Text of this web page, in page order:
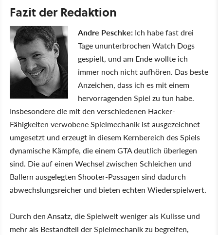
Fazit der Redaktion
Andre Peschke: Ich habe fast drei
Tage ununterbrochen Watch Dogs
gespielt, und am Ende wollte ich
immer noch nicht aufhören. Das beste
Anzeichen, dass ich es mit einem
hervorragenden Spiel zu tun habe.
Insbesondere die mit den verschiedenen Hacker-
Fähigkeiten verwobene Spielmechanik ist ausgezeichnet
umgesetzt und erzeugt in diesem Kernbereich des Spiels
dynamische Kämpfe, die einem GTA deutlich überlegen
sind. Die auf einen Wechsel zwischen Schleichen und
Ballern ausgelegten Shooter-Passagen sind dadurch
abwechslungsreicher und bieten echten Wiederspielwert.
Durch den Ansatz, die Spielwelt weniger als Kulisse und
mehr als Bestandteil der Spielmechanik zu begreifen,